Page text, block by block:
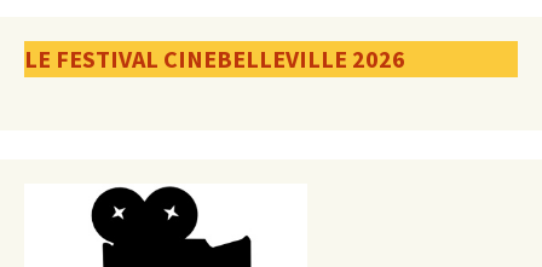
LE FESTIVAL CINEBELLEVILLE 2026